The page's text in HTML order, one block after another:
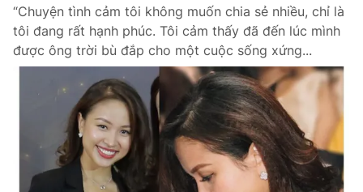
Photo Infographic
Video Shorts video
VTV Money VTV Thể thao
VTV Sức khoẻ Bất động sản
“Chuyện tình cảm tôi không muốn chia sẻ nhiều, chỉ là
tôi đang rất hạnh phúc. Tôi cảm thấy đã đến lúc mình
được ông trời bù đắp cho một cuộc sống xứng...